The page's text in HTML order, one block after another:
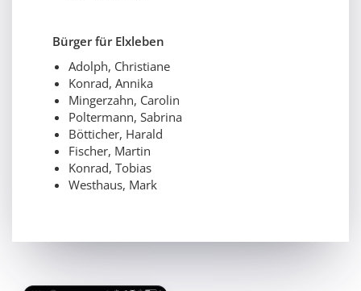
Bürger für Elxleben
Adolph, Christiane
Konrad, Annika
Mingerzahn, Carolin
Poltermann, Sabrina
Bötticher, Harald
Fischer, Martin
Konrad, Tobias
Westhaus, Mark